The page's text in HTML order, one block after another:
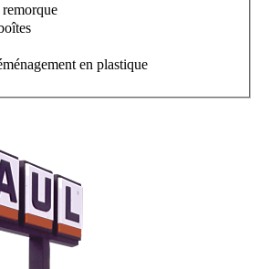
en plastique